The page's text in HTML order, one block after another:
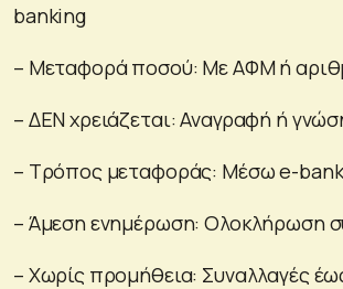
banking
– Μεταφορά ποσού: Με ΑΦΜ ή
– ΔΕΝ χρειάζεται: Αναγραφή ή
– Τρόπος μεταφοράς: Μέσω e-
– Άμεση ενημέρωση: Ολοκλήρωση
– Χωρίς προμήθεια: Συναλλαγές